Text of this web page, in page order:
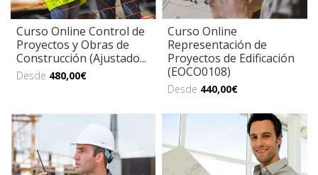
Curso Online Control de
Proyectos y Obras de
Construcción (Ajustado...
Desde 480,00€
Curso Online
Representación de
Proyectos de Edificación
(EOCO0108)
Desde 440,00€